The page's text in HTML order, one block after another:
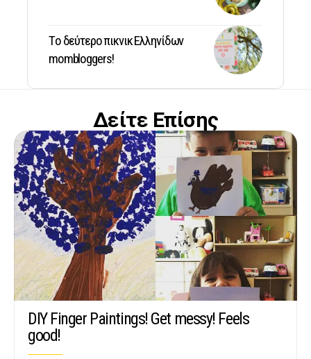
Tο δεύτερο πικνικ Ελληνίδων
mombloggers!
Δείτε Επίσης
DIY Finger Paintings! Get messy! Feels
good!